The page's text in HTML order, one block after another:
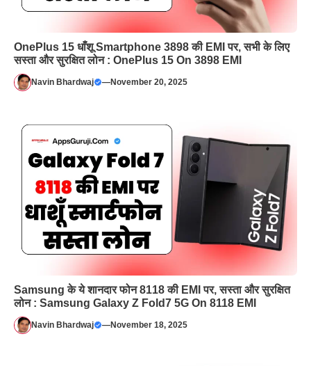
OnePlus 15 धाँशू Smartphone 3898 की EMI पर, सभी के लिए
सस्ता और सुरक्षित लोन : OnePlus 15 On 3898 EMI
Navin Bhardwaj —November 20, 2025
Samsung के ये शानदार फोन 8118 की EMI पर, सस्ता और सुरक्षित
लोन : Samsung Galaxy Z Fold7 5G On 8118 EMI
Navin Bhardwaj —November 18, 2025